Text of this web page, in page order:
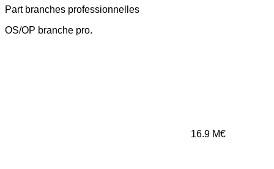
Part branches professionnelles
OS/OP branche pro.
16.9 M€